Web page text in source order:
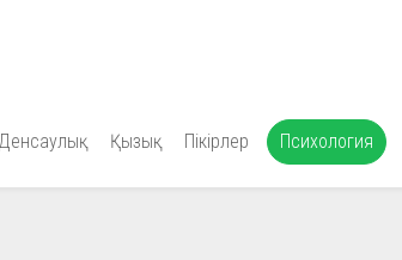
Денсаулық Қызық Пікірлер Психология